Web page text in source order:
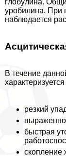
глобулина.
уробилина. При
наблюдается
В течение
резкий
быстрая
скопление